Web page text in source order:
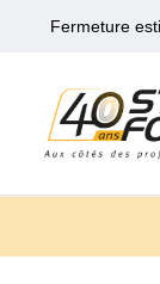
Fermeture